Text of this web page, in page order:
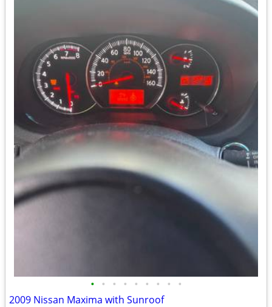
• • • • • • • • •
2009 Nissan Maxima with Sunroof